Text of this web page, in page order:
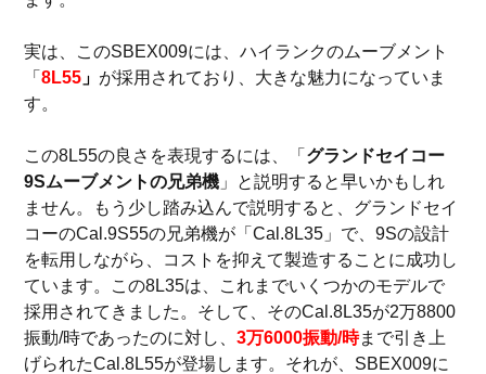
実は、このSBEX009には、ハイランクのムーブメント
「8L55 」 が採用されており、大きな魅力になっていま
す。
この8L55の良さを表現するには、「 グランドセイコー
9Sムーブメントの兄弟機 」と説明すると早いかもしれ
ません。もう少し踏み込んで説明すると、グランドセイ
コーのCal.9S55の兄弟機が「Cal.8L35」で、9Sの設計
を転用しながら、コストを抑えて製造することに成功し
ています。この8L35は、これまでいくつかのモデルで
採用されてきました。そして、そのCal.8L35が2万8800
振動/時であったのに対し、3万6000振動/時まで引き上
げられたCal.8L55が登場します。それが、SBEX009に